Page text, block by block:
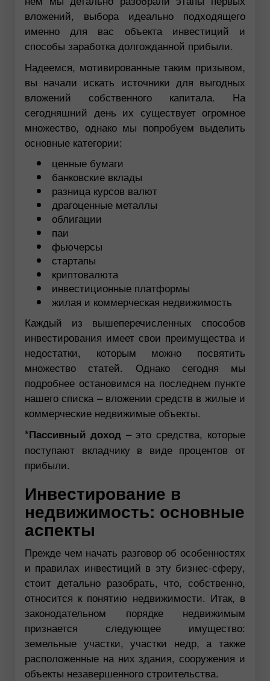
вложений, выбора идеально подходящего
именно для вас объекта инвестиций и
способы заработка долгожданной прибыли.
Надеемся, мотивированные таким призывом,
вы начали искать источники для выгодных
вложений собственного капитала. На
сегодняшний день их существует огромное
множество, однако мы попробуем выделить
основные категории:
ценные бумаги
банковские вклады
разница курсов валют
драгоценные металлы
облигации
паи
фьючерсы
стартапы
криптовалюта
инвестиционные платформы
жилая и коммерческая недвижимость
Каждый из вышеперечисленных способов
инвестирования имеет свои преимущества и
недостатки, которым можно посвятить
множество статей. Однако сегодня мы
подробнее остановимся на последнем пункте
нашего списка – вложении средств в жилые и
коммерческие недвижимые объекты.
*Пассивный доход– это средства, которые
поступают вкладчику в виде процентов от
прибыли.
Инвестирование в
недвижимость: основные
аспекты
Прежде чем начать разговор об особенностях
и правилах инвестиций в эту бизнес-сферу,
стоит детально разобрать, что, собственно,
относится к понятию недвижимости. Итак, в
законодательном порядке недвижимым
признается следующее имущество:
земельные участки, участки недр, а также
расположенные на них здания, сооружения и
объекты незавершенного строительства.